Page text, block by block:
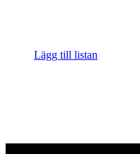
Lägg till listan